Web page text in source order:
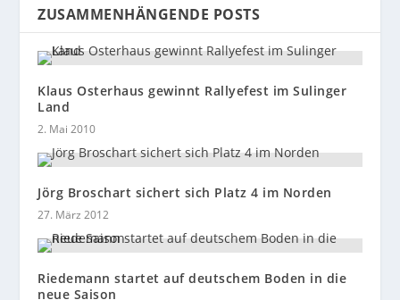
ZUSAMMENHÄNGENDE POSTS
Klaus Osterhaus gewinnt Rallyefest im Sulinger
Land
2. Mai 2010
Jörg Broschart sichert sich Platz 4 im Norden
27. März 2012
Riedemann startet auf deutschem Boden in die
neue Saison